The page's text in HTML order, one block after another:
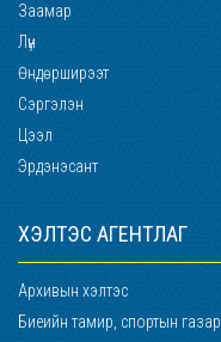
Заамар
Лүн
Өндөрширээт
Сэргэлэн
Цээл
Эрдэнэсант
ХЭЛТЭС АГЕНТЛАГ
Архивын хэлтэс
Биеийн тамир, спортын газар